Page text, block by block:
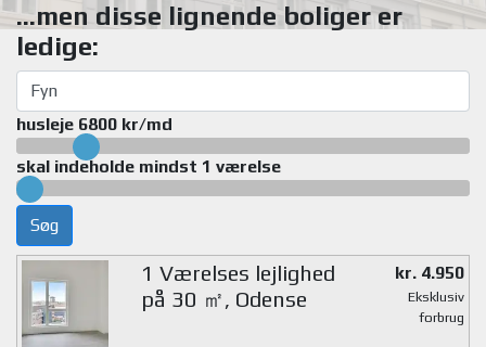
...men disse lignende boliger er
ledige:
husleje 6800 kr/md
skal indeholde mindst 1 værelse
Søg
1 Værelses lejlighed
på 30 ㎡, Odense
kr. 4.950
Eksklusiv
forbrug